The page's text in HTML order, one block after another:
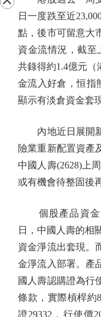
日一度跌至近
點，後市可留意大
資金流情況，截至
共錄得約1.4億元（
金流入好倉，恒指
顯示有淡倉資金套
內地近日展開新
險業重新配置資產
中國人壽(2628)上
或有機會待整固後
個股產品資金
日，中國人壽的相
資金淨流出套現。
金淨流入部署。產
國人壽認購證為行
條款，實際槓桿約
證29332，行使價